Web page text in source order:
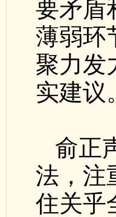
要矛盾
薄弱环
聚力发
实建议
俞正
法，注
住关乎